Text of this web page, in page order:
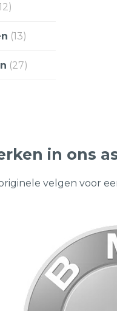
(13)
(27)
in ons
velgen voor